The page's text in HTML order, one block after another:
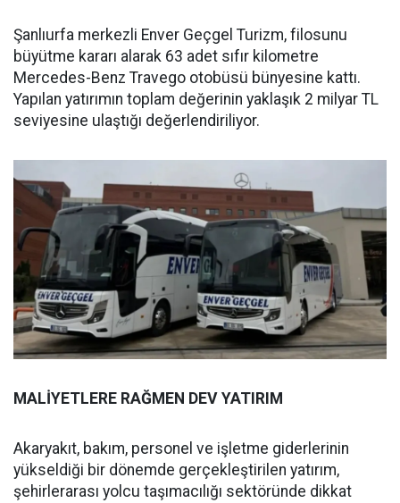
Şanlıurfa merkezli Enver Geçgel Turizm, filosunu
büyütme kararı alarak 63 adet sıfır kilometre
Mercedes-Benz Travego otobüsü bünyesine kattı.
Yapılan yatırımın toplam değerinin yaklaşık 2 milyar TL
seviyesine ulaştığı değerlendiriliyor.
MALİYETLERE RAĞMEN DEV YATIRIM
Akaryakıt, bakım, personel ve işletme giderlerinin
yükseldiği bir dönemde gerçekleştirilen yatırım,
şehirlerarası yolcu taşımacılığı sektöründe dikkat